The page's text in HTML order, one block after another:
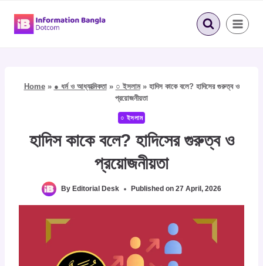
Home» ● ধর্ম ও আধ্যাত্মিকতা» ○ ইসলাম» হাদিস কাকে বলে? হাদিসের গুরুত্ব ও
প্রয়োজনীয়তা
○ ইসলাম
হাদিস কাকে বলে? হাদিসের গুরুত্ব ও
প্রয়োজনীয়তা
By Editorial Desk Published on 27 April, 2026